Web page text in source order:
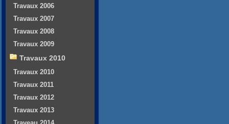
Travaux 2006
Travaux 2007
Travaux 2008
Travaux 2009
Travaux 2010
Travaux 2010
Travaux 2011
Travaux 2012
Travaux 2013